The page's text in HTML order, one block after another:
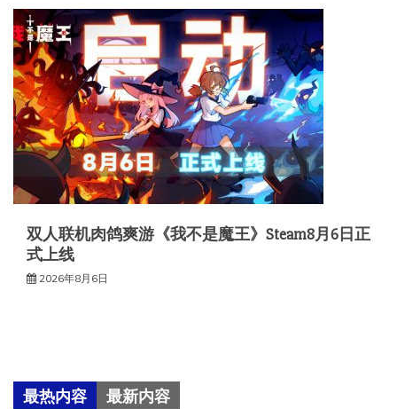
双人联机肉鸽爽游《我不是魔王》Steam8月6日正
式上线
2026年8月6日
最热内容 最新内容